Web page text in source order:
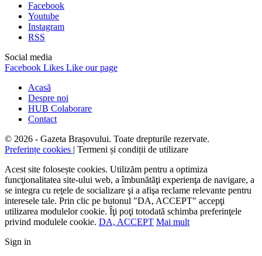
Facebook
Youtube
Instagram
RSS
Social media
Facebook Likes Like our page
Acasă
Despre noi
HUB Colaborare
Contact
© 2026 - Gazeta Brașovului. Toate drepturile rezervate.
Preferințe cookies | Termeni și condiții de utilizare
Acest site folosește cookies. Utilizăm pentru a optimiza
funcţionalitatea site-ului web, a îmbunătăţi experienţa de navigare, a
se integra cu reţele de socializare şi a afişa reclame relevante pentru
interesele tale. Prin clic pe butonul "DA, ACCEPT" accepţi
utilizarea modulelor cookie. Îţi poţi totodată schimba preferinţele
privind modulele cookie. DA, ACCEPT Mai mult
Sign in